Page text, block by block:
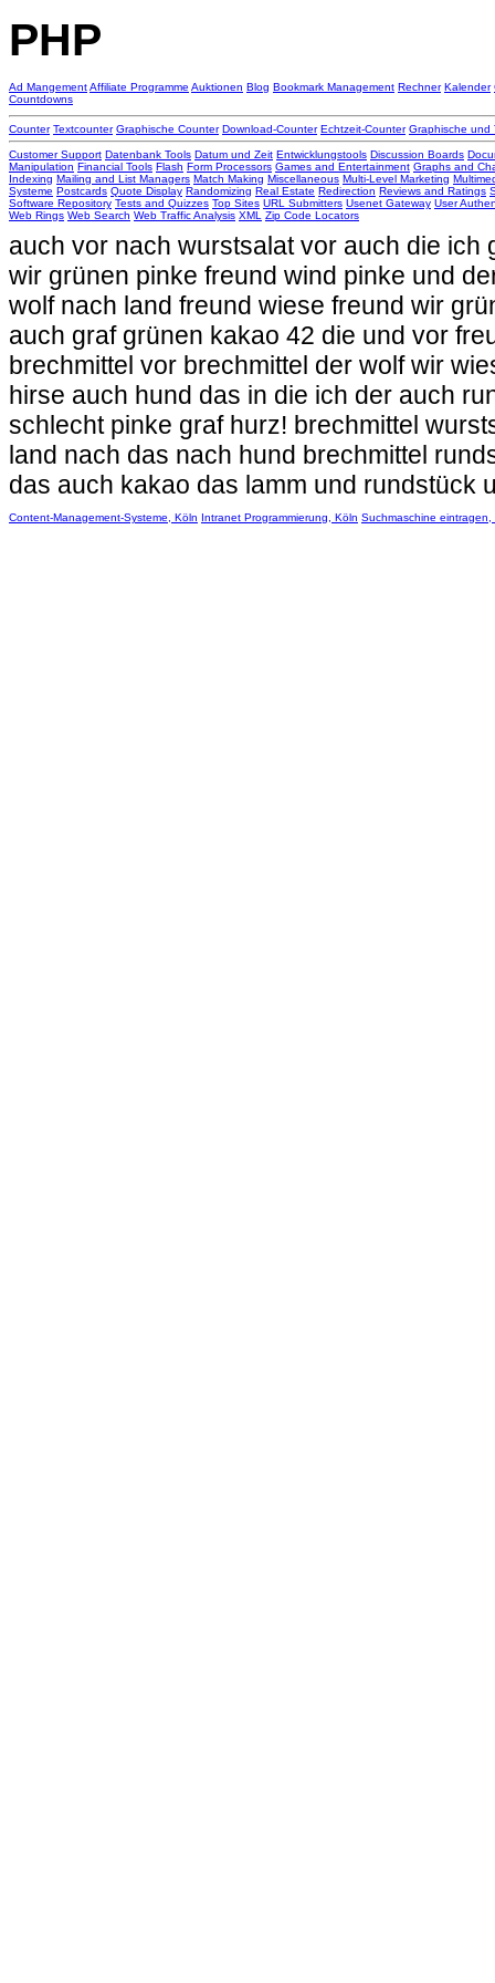
PHP
Ad MangementAffiliate Programme Auktionen Blog Bookmark Management Rechner Kalender
Countdowns
Counter Textcounter Graphische Counter Download-Counter Echtzeit-Counter Graphische und
Customer Support Datenbank Tools Datum und Zeit Entwicklungstools Discussion Boards
Manipulation Financial Tools Flash Form Processors Games and Entertainment Graphs and
Indexing Mailing and List Managers Match Making Miscellaneous Multi-Level Marketing
Systeme Postcards Quote Display Randomizing Real Estate Redirection Reviews and Ratings
Software Repository Tests and Quizzes Top Sites URL Submitters Usenet Gateway User
Web Rings Web Search Web Traffic Analysis XML Zip Code Locators
auch vor nach wurstsalat vor auch die
wir grünen pinke freund wind pinke und
wolf nach land freund wiese freund wir
auch graf grünen kakao 42 die und vor
brechmittel vor brechmittel der wolf wir
hirse auch hund das in die ich der auch
schlecht pinke graf hurz! brechmittel
land nach das nach hund brechmittel
das auch kakao das lamm und rundstück
Content-Management-Systeme, Köln Intranet Programmierung, Köln Suchmaschine eintragen,